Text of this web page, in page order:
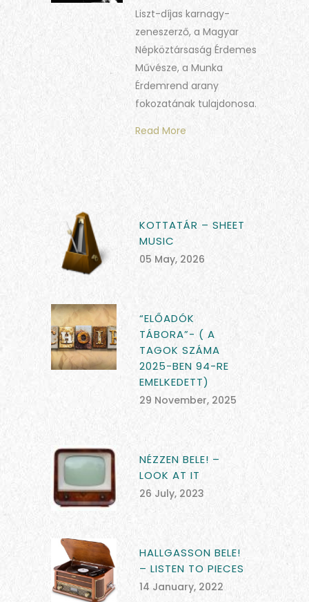
Liszt-díjas karnagy-
zeneszerző, a Magyar
Népköztársaság Érdemes
Művésze, a Munka
Érdemrend arany
fokozatának tulajdonosa.
Read More
KOTTATÁR – SHEET
MUSIC
05 May, 2026
“ELŐADÓK
TÁBORA”- ( A
TAGOK SZÁMA
2025-BEN 94-RE
EMELKEDETT)
29 November, 2025
NÉZZEN BELE! –
LOOK AT IT
26 July, 2023
HALLGASSON BELE!
– LISTEN TO PIECES
14 January, 2022